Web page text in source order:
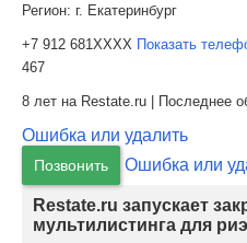
Регион: г. Екатеринбург
+7 912 681XXXX Показать
467
8 лет на Restate.ru | Последнее
Ошибка или удалить
Позвонить Ошибка или
Restate.ru запускает
мультилистинга для